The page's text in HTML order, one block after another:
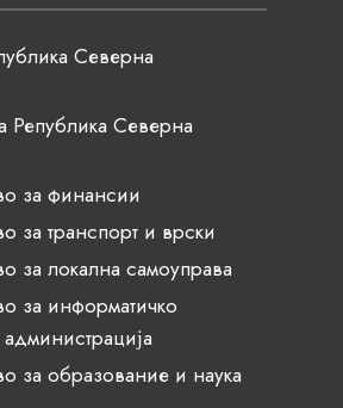
Северна
Република Северна
за финансии
за транспорт и врски
за локална самоуправа
за информатичко
за образование и наука